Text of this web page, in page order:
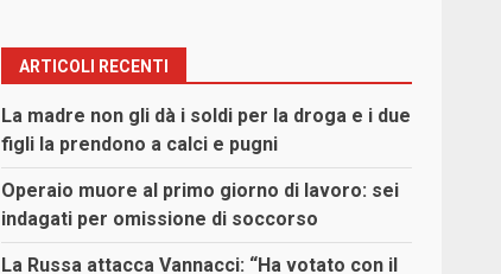
ARTICOLI RECENTI
La madre non gli dà i soldi per la droga e i due
figli la prendono a calci e pugni
Operaio muore al primo giorno di lavoro: sei
indagati per omissione di soccorso
La Russa attacca Vannacci: “Ha votato con il